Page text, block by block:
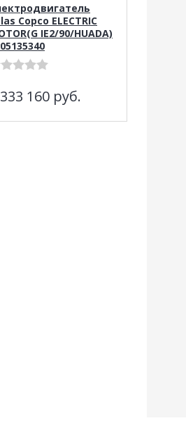
Copco ELECTRIC
IE2/90/HUADA)
160 руб.